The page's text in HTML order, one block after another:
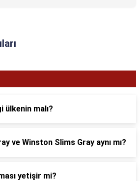
ülkenin malı?
ve Winston Slims Gray aynı mı?
yetişir mi?